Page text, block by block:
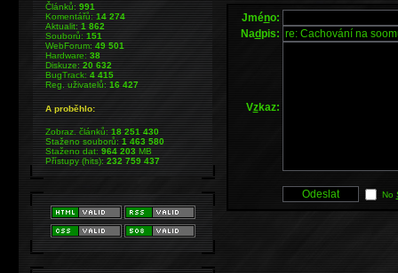
Jméno:
Nadpis:
Vzkaz:
No
Článků:991
Komentářů:14 274
Aktualit:1 862
Souborů:151
WebForum:49 501
Hardware:38
Diskuze:20 632
BugTrack:4 415
Reg. uživatelů:16 427
A proběhlo:
Zobraz. článků:18 251 430
Staženo souborů:1 463 580
Staženo dat:964 203MB
Přístupy (hits):232 759 437